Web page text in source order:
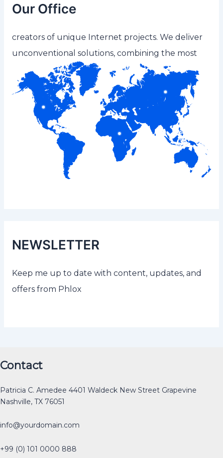
Our Office
creators of unique Internet projects. We deliver
unconventional solutions, combining the most
NEWSLETTER
Keep me up to date with content, updates, and
offers from Phlox
Contact
Patricia C. Amedee 4401 Waldeck New Street Grapevine
Nashville, TX 76051
info@yourdomain.com
+99 (0) 101 0000 888
was:
is:
was:
was: is:
was: is:
was:
is: